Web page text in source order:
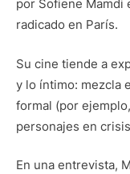
por Sofiene Mamdi
radicado en París.
Su cine tiende a
y lo íntimo: mezcla
formal (por
personajes en
En una entrevista,